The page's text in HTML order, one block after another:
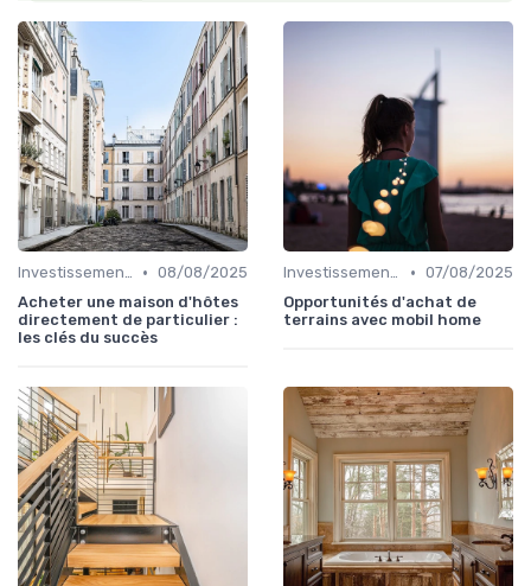
Investissement dans l'Immobilier Secondaire • 08/08/2025
Acheter une maison d'hôtes
directement de particulier :
les clés du succès
Investissement dans l'Immobilier Secondaire • 07/08/2025
Opportunités d'achat de
terrains avec mobil home